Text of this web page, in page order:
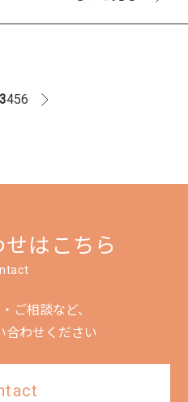
3456
はこちら
ご相談など、
合わせください